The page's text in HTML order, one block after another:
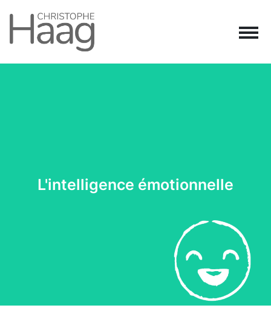
Navigation principale
L'intelligence émotionnelle